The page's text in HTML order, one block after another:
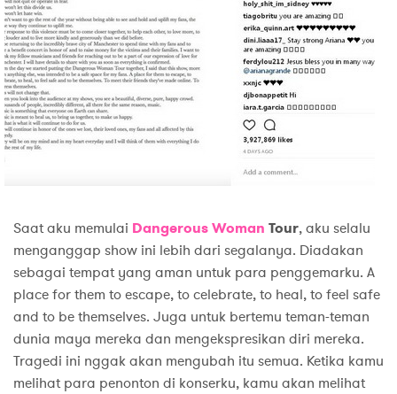
Saat aku memulai Dangerous Woman Tour, aku selalu
menganggap show ini lebih dari segalanya. Diadakan
sebagai tempat yang aman untuk para penggemarku. A
place for them to escape, to celebrate, to heal, to feel safe
and to be themselves. Juga untuk bertemu teman-teman
dunia maya mereka dan mengekspresikan diri mereka.
Tragedi ini nggak akan mengubah itu semua. Ketika kamu
melihat para penonton di konserku, kamu akan melihat